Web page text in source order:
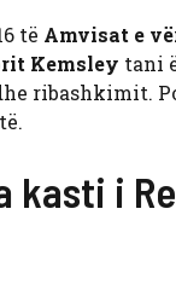
të Amvisat e
Kemsley tani
ribashkimit.
i